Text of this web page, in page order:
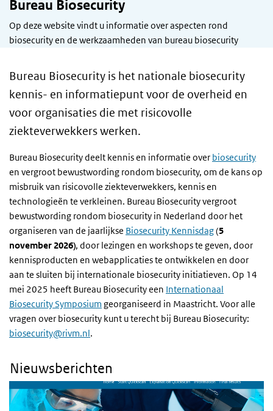
Bureau Biosecurity
Op deze website vindt u informatie over aspecten rond
biosecurity en de werkzaamheden van bureau biosecurity
Bureau Biosecurity is het nationale biosecurity
kennis- en informatiepunt voor de overheid en
voor organisaties die met risicovolle
ziekteverwekkers werken.
Bureau Biosecurity deelt kennis en informatie over biosecurity
en vergroot bewustwording rondom biosecurity, om de kans op
misbruik van risicovolle ziekteverwekkers, kennis en
technologieën te verkleinen. Bureau Biosecurity vergroot
bewustwording rondom biosecurity in Nederland door het
organiseren van de jaarlijkse Biosecurity Kennisdag(5
november 2026), door lezingen en workshops te geven, door
kennisproducten en webapplicaties te ontwikkelen en door
aan te sluiten bij internationale biosecurity initiatieven. Op 14
mei 2025 heeft Bureau Biosecurity een Internationaal
Biosecurity Symposium georganiseerd in Maastricht. Voor alle
vragen over biosecurity kunt u terecht bij Bureau Biosecurity:
biosecurity@rivm.nl.
Nieuwsberichten